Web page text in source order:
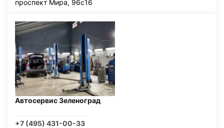
проспект Мира, 96с16
Автосервис Зеленоград
+7 (495) 431-00-33